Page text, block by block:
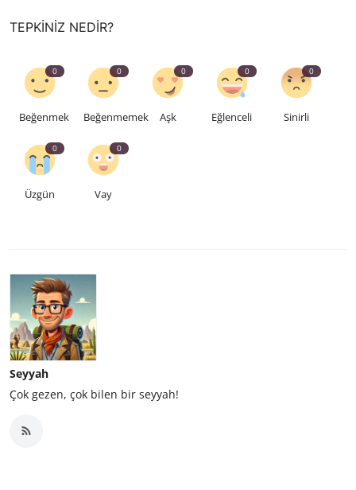
TEPKINIZ NEDIR?
0
Beğenmek
0
Beğenmemek
0
Aşk
0
Eğlenceli
0
Sinirli
0
Üzgün
0
Vay
Seyyah
Çok gezen, çok bilen bir seyyah!